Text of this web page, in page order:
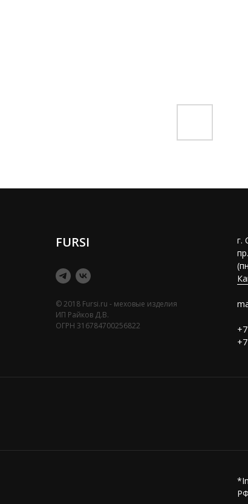
FURSI
© 2018 Fursi.ru - меховые изделия
ИП Райков Д.В.
ОГРН 316784700256822
г.
РФ